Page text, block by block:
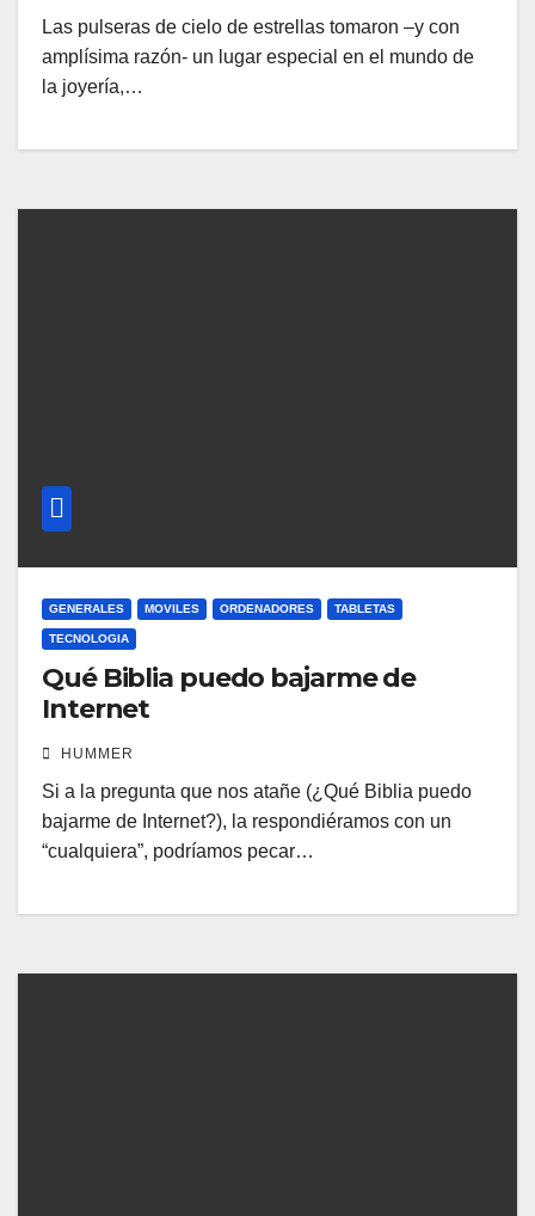
Las pulseras de cielo de estrellas tomaron –y con
amplísima razón- un lugar especial en el mundo de
la joyería,…
GENERALES MOVILES ORDENADORES TABLETAS
TECNOLOGIA
Qué Biblia puedo bajarme de
Internet
HUMMER
Si a la pregunta que nos atañe (¿Qué Biblia puedo
bajarme de Internet?), la respondiéramos con un
“cualquiera”, podríamos pecar…